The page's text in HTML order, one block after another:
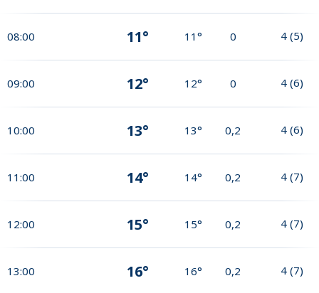
08:00 11° 11° 0 4 (5)
09:00 12° 12° 0 4 (6)
10:00 13° 13° 0,2 4 (6)
11:00 14° 14° 0,2 4 (7)
12:00 15° 15° 0,2 4 (7)
13:00 16° 16° 0,2 4 (7)